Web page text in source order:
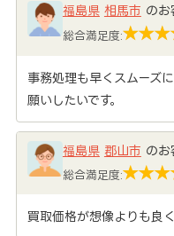
福島県 相馬市 のお
総合満足度:
事務処理も早くスムーズ
願いしたいです。
福島県 郡山市 のお
総合満足度:
買取価格が想像よりも良